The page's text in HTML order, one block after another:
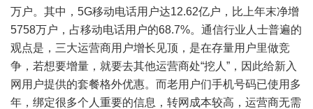
万户。其中，5G移动电话用户达12.62亿户，比上年末净增
5758万户，占移动电话用户的68.7%。通信行业人士普遍的
观点是，三大运营商用户增长见顶，是在存量用户里做竞
争，若想要增量，就要去其他运营商处“挖人”，因此给新入
网用户提供的套餐格外优惠。而老用户们手机号码已使用多
年，绑定很多个人重要的信息，转网成本较高，运营商无需